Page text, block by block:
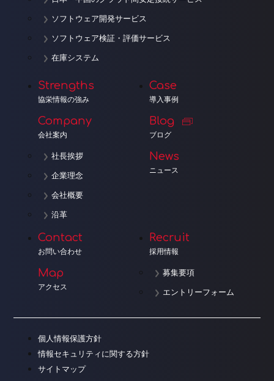
ソフトウェア開発サービス
ソフトウェア検証・評価サービス
在庫システム
Strengths
協栄情報の強み
Company
会社案内
社長挨拶
企業理念
会社概要
沿革
Case
導入事例
Blog
ブログ
News
ニュース
Contact
お問い合わせ
Map
アクセス
Recruit
採用情報
募集要項
エントリーフォーム
個人情報保護方針
情報セキュリティに関する方針
サイトマップ